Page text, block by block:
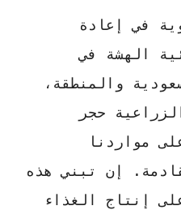
في إعادة
الهشة في
والمنطقة،
حجر
مواردنا
إن تبني هذه
إنتاج الغذاء